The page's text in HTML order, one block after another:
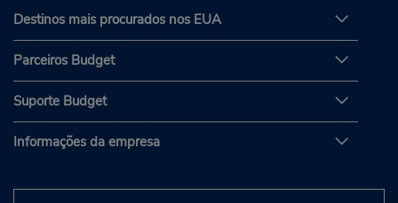
Destinos mais procurados nos EUA
Parceiros Budget
Suporte Budget
Informações da empresa